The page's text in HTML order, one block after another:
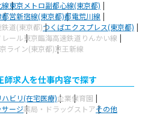
東京メトロ副都心線(東京都)
都営新宿線(東京都)都電荒川線
道(東京都)つくばエクスプレス(東京都)
ール東京臨海高速鉄道りんかい線
ライン(東京都)京王新線
求人を仕事内容で探す
ビリ(在宅医療)企業保育園
ージ薬局・ドラッグストアその他